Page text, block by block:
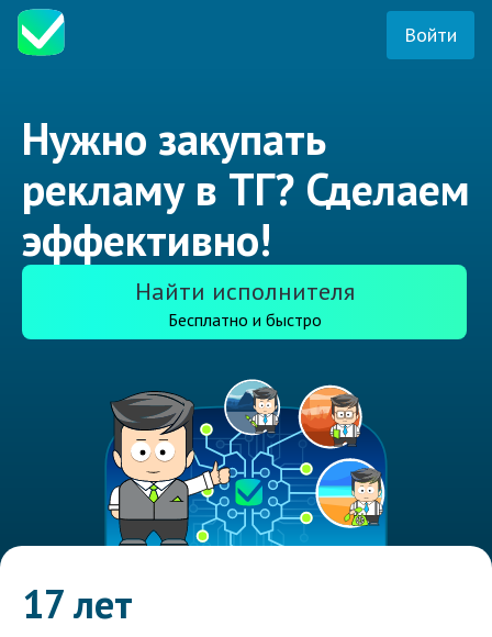
Войти
Нужно закупать
рекламу в ТГ? Сделаем
эффективно!
Найти исполнителя
Бесплатно и быстро
17 лет